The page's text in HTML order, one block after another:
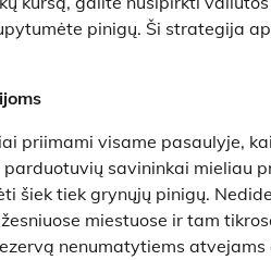
pinigų. Ši strategija
priimami visame pasaulyje,
savininkai mieliau
šiek tiek grynųjų pinigų.
miestuose ir tam
nenumatytiems